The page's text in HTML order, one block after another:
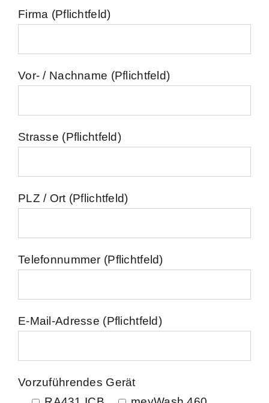
Firma (Pflichtfeld)
Vor- / Nachname (Pflichtfeld)
Strasse (Pflichtfeld)
PLZ / Ort (Pflichtfeld)
Telefonnummer (Pflichtfeld)
E-Mail-Adresse (Pflichtfeld)
Vorzuführendes Gerät